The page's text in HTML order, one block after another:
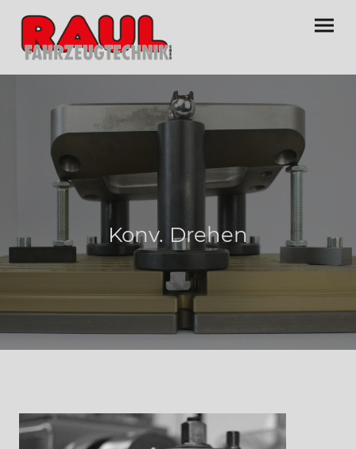
Konv. Drehen